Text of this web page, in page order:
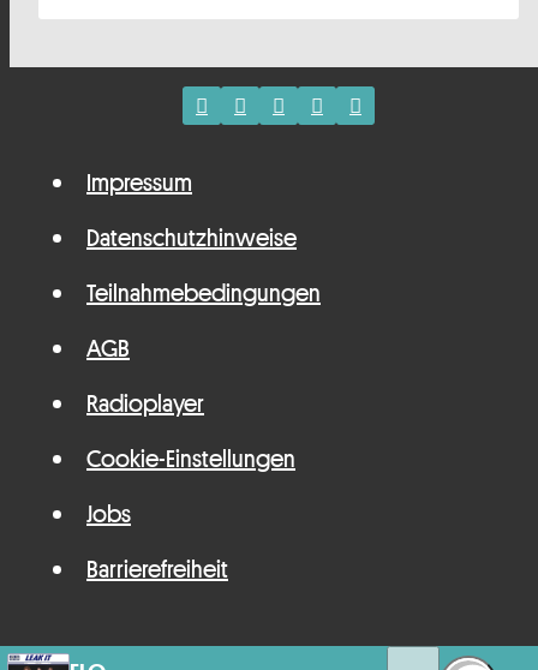
Impressum
Datenschutzhinweise
Teilnahmebedingungen
AGB
Radioplayer
Cookie-Einstellungen
Jobs
Barrierefreiheit